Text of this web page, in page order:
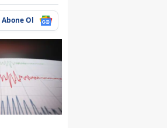
Abone Ol